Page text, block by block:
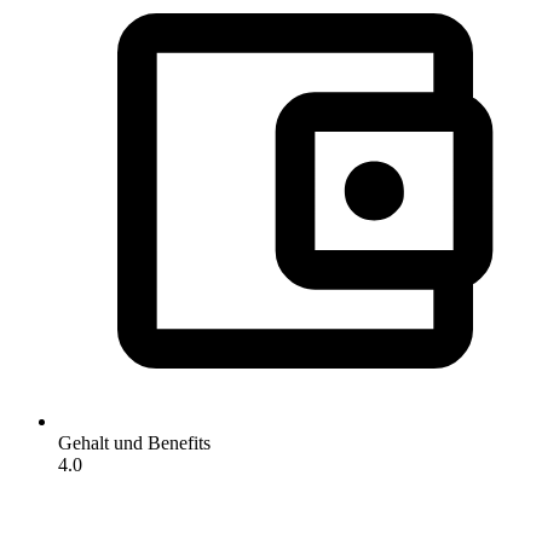
Gehalt und Benefits
4.0